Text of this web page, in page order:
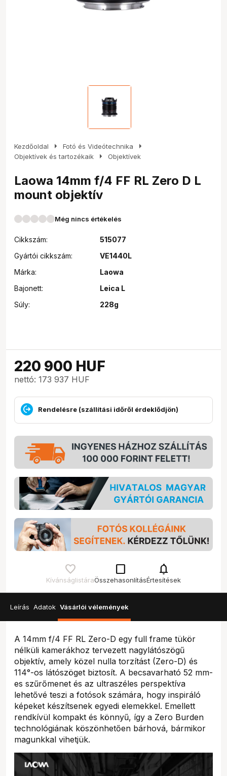
Kezdőoldal arrow_right Fotó és Videótechnika arrow_right
Objektívek és tartozékaik arrow_right Objektívek
Laowa 14mm f/4 FF RL Zero D L
mount objektív
Még nincs értékelés
Cikkszám:
515077
Gyártói cikkszám:
VE1440L
Márka:
Laowa
Bajonett:
Leica L
Súly:
228g
220 900 HUF
nettó: 173 937 HUF
Rendelésre (szállítási időről érdeklődjön)
Kívánságlistára
check_box_outline_blank
Összehasonlítás
notifications
Értesítések
Leírás Adatok Vásárlói vélemények
A 14mm f/4 FF RL Zero-D egy full frame tükör
nélküli kamerákhoz tervezett nagylátószögű
objektív, amely közel nulla torzítást (Zero-D) és
114°-os látószöget biztosít. A becsavarható 52 mm-
es szűrőmenet és az ultraszéles perspektíva
lehetővé teszi a fotósok számára, hogy inspiráló
képeket készítsenek egyedi elemekkel. Emellett
rendkívül kompakt és könnyű, így a Zero Burden
technológiának köszönhetően bárhová, bármikor
magunkkal vihetjük.